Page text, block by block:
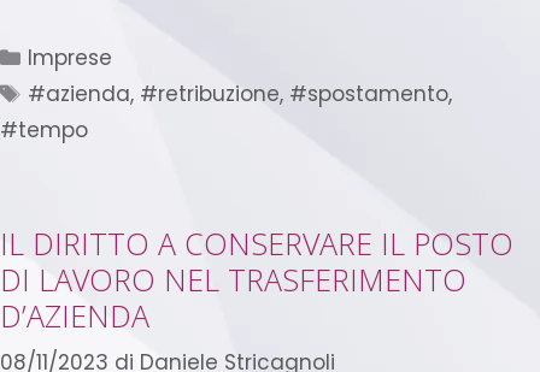
Imprese
#azienda, #retribuzione, #spostamento,
#tempo
IL DIRITTO A CONSERVARE IL POSTO
DI LAVORO NEL TRASFERIMENTO
D’AZIENDA
08/11/2023 di Daniele Stricagnoli